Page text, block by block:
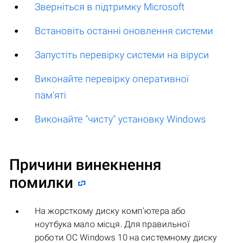
Зверніться в підтримку Microsoft
Встановіть останні оновлення системи
Запустіть перевірку системи на віруси
Виконайте перевірку оперативної
пам'яті
Виконайте "чисту" установку Windows
Причини винекнення
помилки
На жорсткому диску комп'ютера або
ноутбука мало місця. Для правильної
роботи ОС Windows 10 на системному диску